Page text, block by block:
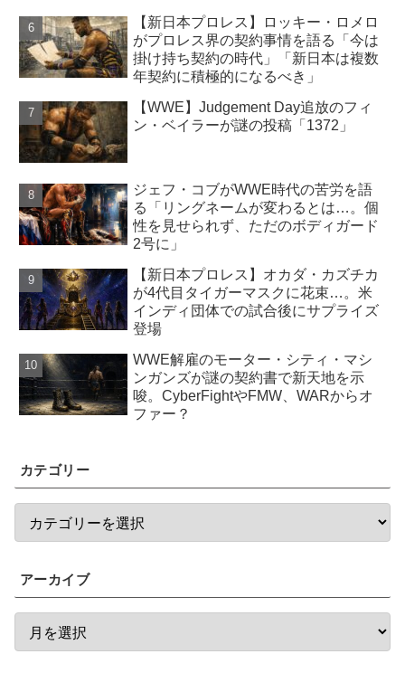
【新日本プロレス】ロッキー・ロメロ
がプロレス界の契約事情を語る「今は
掛け持ち契約の時代」「新日本は複数
年契約に積極的になるべき」
【WWE】Judgement Day追放のフィ
ン・ベイラーが謎の投稿「1372」
ジェフ・コブがWWE時代の苦労を語
る「リングネームが変わるとは…。個
性を見せられず、ただのボディガード
2号に」
【新日本プロレス】オカダ・カズチカ
が4代目タイガーマスクに花束…。米
インディ団体での試合後にサプライズ
登場
WWE解雇のモーター・シティ・マシ
ンガンズが謎の契約書で新天地を示
唆。CyberFightやFMW、WARからオ
ファー？
カテゴリー
アーカイブ